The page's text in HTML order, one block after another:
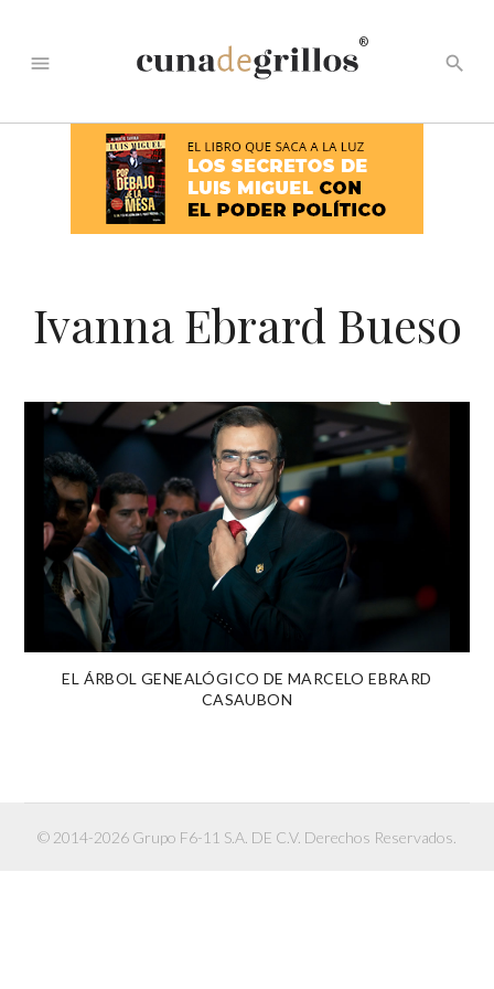
menu
®
search
Ivanna Ebrard Bueso
EL ÁRBOL GENEALÓGICO DE MARCELO EBRARD
CASAUBON
© 2014-2026 Grupo F6-11 S.A. DE C.V. Derechos Reservados.